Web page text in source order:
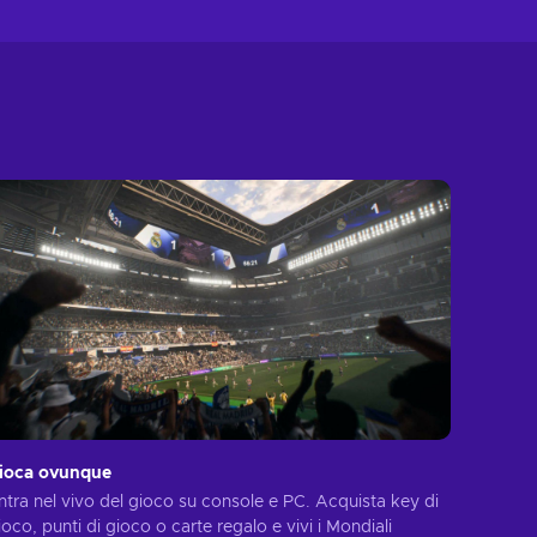
ovunque
nel vivo del gioco su console e PC. Acquista key di
punti di gioco o carte regalo e vivi i Mondiali